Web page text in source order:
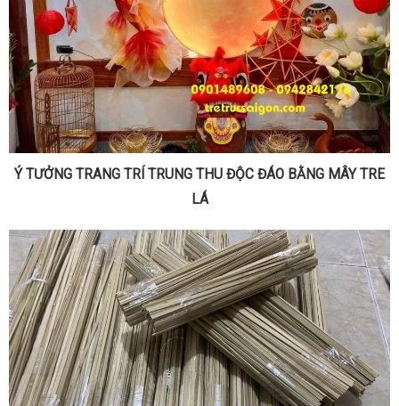
Ý TƯỞNG TRANG TRÍ TRUNG THU ĐỘC ĐÁO BẰNG MÂY TRE
LÁ